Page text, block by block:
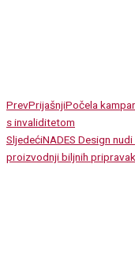
PrevPrijašnjiPočela
s invaliditetom
SljedećiNADES Design
proizvodnji biljnih